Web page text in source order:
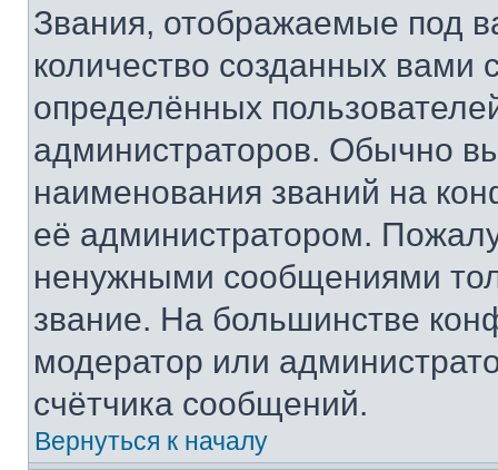
Звания, отображаемые под
количество созданных
определённых
администраторов. Обычно
наименования званий на
её администратором.
ненужными сообщениями
звание. На большинстве
модератор или
счётчика сообщений.
Вернуться к началу